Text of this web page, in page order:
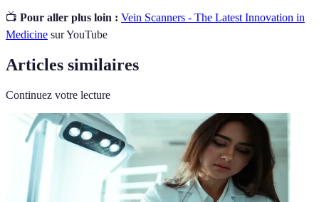
📺 Pour aller plus loin : Vein Scanners - The Latest Innovation in
Medicine sur YouTube
Articles similaires
Continuez votre lecture